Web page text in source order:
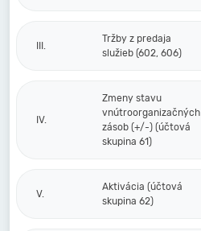
III.
Tržby z predaja
služieb (602, 606)
IV.
Zmeny stavu
vnútroorganizačných
zásob (+/-) (účtová
skupina 61)
V.
Aktivácia (účtová
skupina 62)